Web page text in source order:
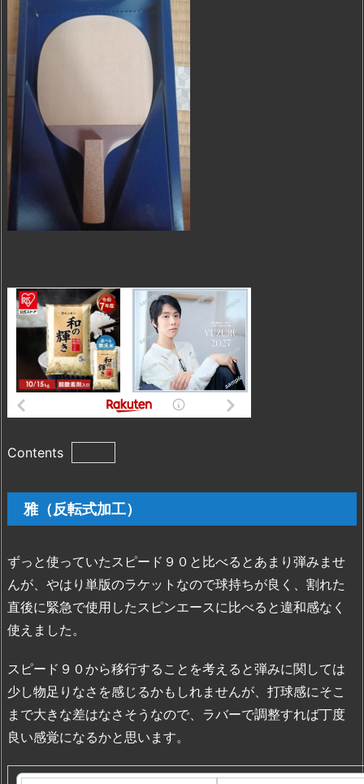
Contents
雅
（反
式
2.
ラ
7
3.
バ
テ
雅（反転式加工）
ずっと使っていたスピード９０と比べるとあまり弾みませ
んが、やはり単版のラケットなので球持ちが良く、割れた
直後に緊急で使用したスピンエースに比べると違和感なく
使えました。
スピード９０から移行することを考えると弾みに関しては
少し物足りなさを感じるかもしれませんが、打球感にそこ
まで大きな差はなさそうなので、ラバーで調整すれば丁度
良い感覚になるかと思います。